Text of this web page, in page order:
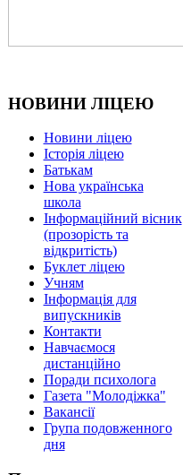
НОВИНИ ЛІЦЕЮ
Новини ліцею
Історія ліцею
Батькам
Нова українська
школа
Інформаційний вісник
(прозорість та
відкритість)
Буклет ліцею
Учням
Інформація для
випускників
Контакти
Навчаємося
дистанційно
Поради психолога
Газета "Молодіжка"
Вакансії
Група подовженного
дня